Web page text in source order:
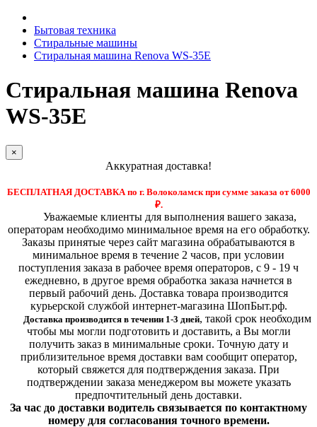
Бытовая техника
Стиральные машины
Стиральная машина Renova WS-35E
Стиральная машина Renova
WS-35E
×
Аккуратная доставка!
БЕСПЛАТНАЯ ДОСТАВКА по г. Волоколамск при сумме заказа от 6000
₽.
Уважаемые клиенты для выполнения вашего заказа,
операторам необходимо минимальное время на его обработку.
Заказы принятые через сайт магазина обрабатываются в
минимальное время в течение 2 часов, при условии
поступления заказа в рабочее время операторов, с 9 - 19 ч
ежедневно, в другое время обработка заказа начнется в
первый рабочий день. Доставка товара производится
курьерской службой интернет-магазина ШопБыт.рф.
Доставка производится в течении 1-3 дней, такой срок необходим
чтобы мы могли подготовить и доставить, а Вы могли
получить заказ в минимальные сроки. Точную дату и
приблизительное время доставки вам сообщит оператор,
который свяжется для подтверждения заказа. При
подтверждении заказа менеджером вы можете указать
предпочтительный день доставки.
За час до доставки водитель связывается по контактному
номеру для согласования точного времени.